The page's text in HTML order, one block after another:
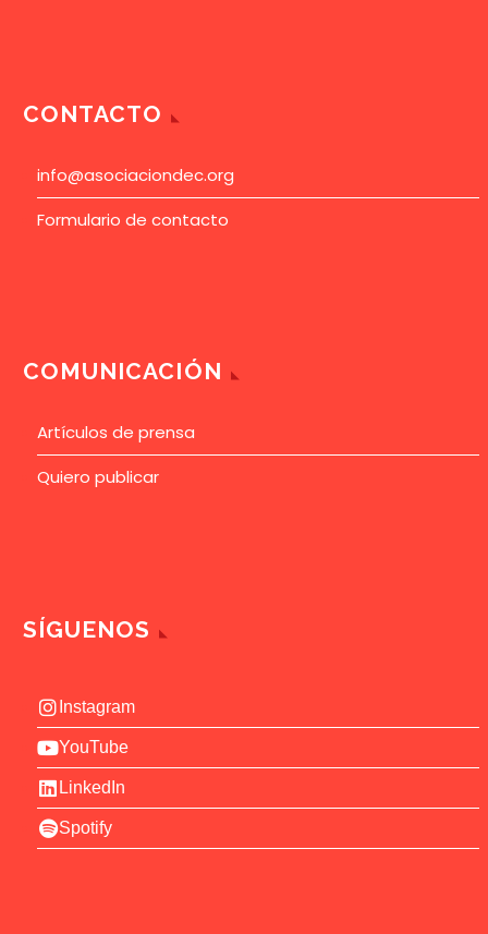
CONTACTO
info@asociaciondec.org
Formulario de contacto
COMUNICACIÓN
Artículos de prensa
Quiero publicar
SÍGUENOS
Instagram
YouTube
LinkedIn
Spotify